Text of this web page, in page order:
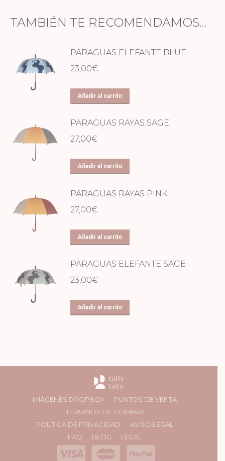
TAMBIÉN TE RECOMENDAMOS…
PARAGUAS ELEFANTE BLUE
23,00€
Añadir al carrito
PARAGUAS RAYAS SAGE
27,00€
Añadir al carrito
PARAGUAS RAYAS PINK
27,00€
Añadir al carrito
PARAGUAS ELEFANTE SAGE
23,00€
Añadir al carrito
IMÁGENES DROPBOX
PUNTOS DE VENTA
TÉRMINOS DE COMPRA
POLÍTICA DE PRIVACIDAD
AVISO LEGAL
FAQ
BLOG LEGAL